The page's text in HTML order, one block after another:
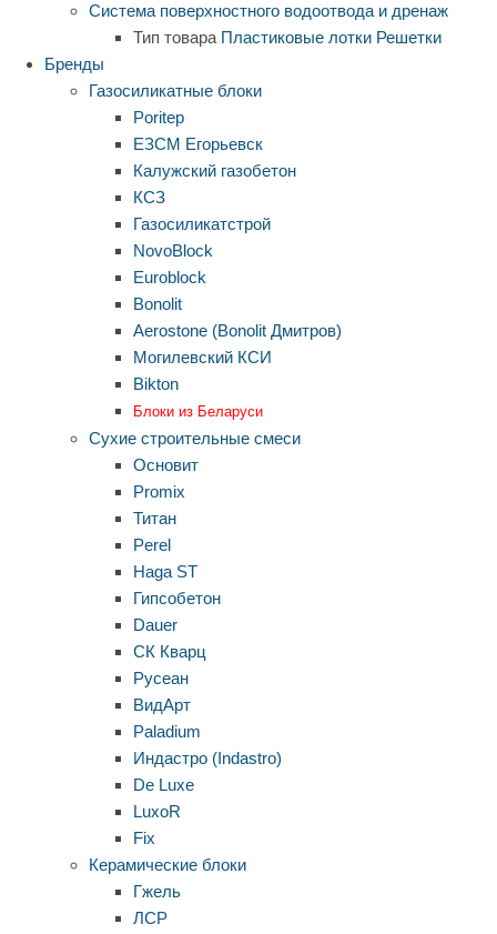
Система поверхностного водоотвода и дренаж
Тип товара Пластиковые лотки Решетки
Бренды
Газосиликатные блоки
Poritep
ЕЗСМ Егорьевск
Калужский газобетон
КСЗ
Газосиликатстрой
NovoBlock
Euroblock
Bonolit
Aerostone (Bonolit Дмитров)
Могилевский КСИ
Bikton
Блоки из Беларуси
Сухие строительные смеси
Основит
Promix
Титан
Perel
Haga ST
Гипсобетон
Dauer
СК Кварц
Русеан
ВидАрт
Paladium
Индастро (Indastro)
De Luxe
LuxoR
Fix
Керамические блоки
Гжель
ЛСР